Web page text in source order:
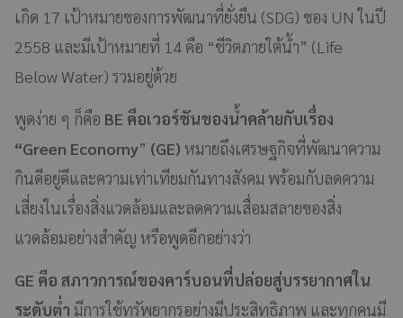
เกิด 17 เป้าหมายของการพัฒนาที่ยั่งยืน (SDG) ของ UN ในปี
2558 และมีเป้าหมายที่ 14 คือ “ชีวิตภายใต้น้ำ” (Life
Below Water) รวมอยู่ด้วย
พูดง่าย ๆ ก็คือ BE คือเวอร์ชันของน้ำคล้ายกับเรื่อง
“Green Economy” (GE) หมายถึงเศรษฐกิจที่พัฒนาความ
กินดีอยู่ดีและความเท่าเทียมกันทางสังคม พร้อมกับลดความ
เสี่ยงในเรื่องสิ่งแวดล้อมและลดความเสื่อมสลายของสิ่ง
แวดล้อมอย่างสำคัญ หรือพูดอีกอย่างว่า
GE คือ สภาวการณ์ของคาร์บอนที่ปล่อยสู่บรรยากาศใน
ระดับต่ำ มีการใช้ทรัพยากรอย่างมีประสิทธิภาพ และทุกคนมี